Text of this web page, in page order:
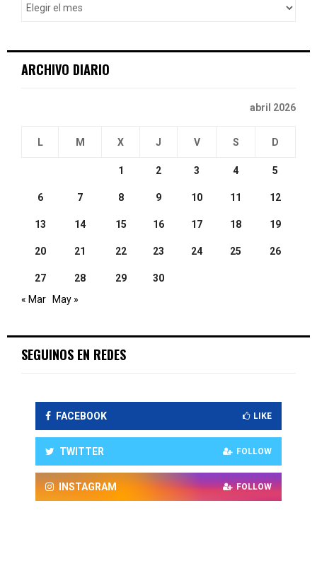
ARCHIVO DIARIO
abril 2026
L M X J V S D
1 2 3 4 5
6 7 8 9 10 11 12
13 14 15 16 17 18 19
20 21 22 23 24 25 26
27 28 29
30
« Mar May »
SEGUINOS EN REDES
FACEBOOK LIKE
TWITTER FOLLOW
INSTAGRAM FOLLOW